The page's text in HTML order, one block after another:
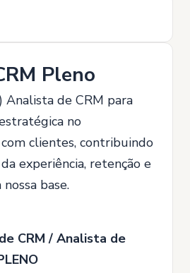
Pleno
Analista de CRM para
no
clientes, contribuindo
experiência, retenção e
base.
CRM / Analista de